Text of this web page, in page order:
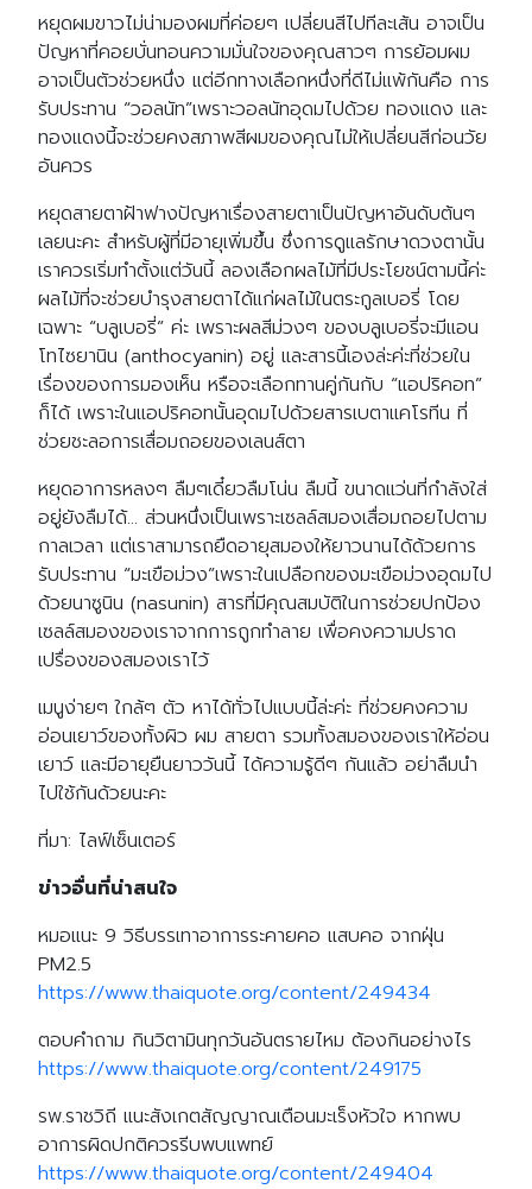
หยุดผมขาวไม่น่ามองผมที่ค่อยๆ เปลี่ยนสีไปทีละเส้น อาจเป็น
ปัญหาที่คอยบั่นทอนความมั่นใจของคุณสาวๆ การย้อมผม
อาจเป็นตัวช่วยหนึ่ง แต่อีกทางเลือกหนึ่งที่ดีไม่แพ้กันคือ การ
รับประทาน “วอลนัท”เพราะวอลนัทอุดมไปด้วย ทองแดง และ
ทองแดงนี้จะช่วยคงสภาพสีผมของคุณไม่ให้เปลี่ยนสีก่อนวัย
อันควร
หยุดสายตาฝ้าฟางปัญหาเรื่องสายตาเป็นปัญหาอันดับต้นๆ
เลยนะคะ สำหรับผู้ที่มีอายุเพิ่มขึ้น ซึ่งการดูแลรักษาดวงตานั้น
เราควรเริ่มทำตั้งแต่วันนี้ ลองเลือกผลไม้ที่มีประโยชน์ตามนี้ค่ะ
ผลไม้ที่จะช่วยบำรุงสายตาได้แก่ผลไม้ในตระกูลเบอรี่ โดย
เฉพาะ “บลูเบอรี่” ค่ะ เพราะผลสีม่วงๆ ของบลูเบอรี่จะมีแอน
โทไซยานิน (anthocyanin) อยู่ และสารนี้เองล่ะค่ะที่ช่วยใน
เรื่องของการมองเห็น หรือจะเลือกทานคู่กันกับ “แอปริคอท”
ก็ได้ เพราะในแอปริคอทนั้นอุดมไปด้วยสารเบตาแคโรทีน ที่
ช่วยชะลอการเสื่อมถอยของเลนส์ตา
หยุดอาการหลงๆ ลืมๆเดี๋ยวลืมโน่น ลืมนี้ ขนาดแว่นที่กำลังใส่
อยู่ยังลืมได้… ส่วนหนึ่งเป็นเพราะเซลล์สมองเสื่อมถอยไปตาม
กาลเวลา แต่เราสามารถยืดอายุสมองให้ยาวนานได้ด้วยการ
รับประทาน “มะเขือม่วง”เพราะในเปลือกของมะเขือม่วงอุดมไป
ด้วยนาซูนิน (nasunin) สารที่มีคุณสมบัติในการช่วยปกป้อง
เซลล์สมองของเราจากการถูกทำลาย เพื่อคงความปราด
เปรื่องของสมองเราไว้
เมนูง่ายๆ ใกล้ๆ ตัว หาได้ทั่วไปแบบนี้ล่ะค่ะ ที่ช่วยคงความ
อ่อนเยาว์ของทั้งผิว ผม สายตา รวมทั้งสมองของเราให้อ่อน
เยาว์ และมีอายุยืนยาววันนี้ ได้ความรู้ดีๆ กันแล้ว อย่าลืมนำ
ไปใช้กันด้วยนะคะ
ที่มา: ไลฟ์เซ็นเตอร์
ข่าวอื่นที่น่าสนใจ
หมอแนะ 9 วิธีบรรเทาอาการระคายคอ แสบคอ จากฝุ่น
PM2.5
https://www.thaiquote.org/content/249434
ตอบคำถาม กินวิตามินทุกวันอันตรายไหม ต้องกินอย่างไร
https://www.thaiquote.org/content/249175
รพ.ราชวิถี แนะสังเกตสัญญาณเตือนมะเร็งหัวใจ หากพบ
อาการผิดปกติควรรีบพบแพทย์
https://www.thaiquote.org/content/249404